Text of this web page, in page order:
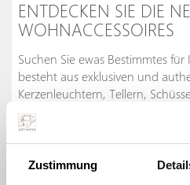
Zustimmung
ENTDECKEN SIE DIE
WOHNACCESSOIRES
Suchen Sie ewas Bestimmtes
besteht aus exklusiven und
Kerzenleuchtern, Tellern,
Produkte sind handgefertigt.